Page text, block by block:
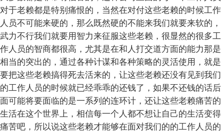
对于老赖都是特别痛恨的，当然在对付这些老赖的时候工作
人员不可能来硬的，那么既然硬的不能来我们就要来软的，
武力不行我们就要用智力来征服这些老赖，很显然的很多工
作人员的智商都很高，尤其是在和人打交道方面的能力那是
相当的突出的，通过各种计谋和各种策略的灵活使用，就是
要把这些老赖搞得死去活来的，让这些老赖还没有见到我们
的工作人员的时候就已经乖乖的还钱了，如果不还钱的话后
面可能将要面临的是一系列的连环计，还让这些老赖痛苦的
生活在这个世界上，相信每一个人都不想让自己的生活变得
痛苦吧，所以说这些老赖才能够在面对我们的的工作人员的